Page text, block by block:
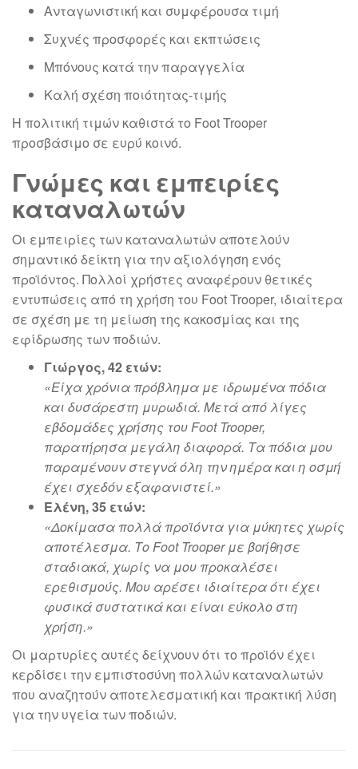
Ανταγωνιστική και συμφέρουσα τιμή
Συχνές προσφορές και εκπτώσεις
Μπόνους κατά την παραγγελία
Καλή σχέση ποιότητας-τιμής
Η πολιτική τιμών καθιστά το Foot Trooper
προσβάσιμο σε ευρύ κοινό.
Γνώμες και εμπειρίες
καταναλωτών
Οι εμπειρίες των καταναλωτών αποτελούν
σημαντικό δείκτη για την αξιολόγηση ενός
προϊόντος. Πολλοί χρήστες αναφέρουν θετικές
εντυπώσεις από τη χρήση του Foot Trooper, ιδιαίτερα
σε σχέση με τη μείωση της κακοσμίας και της
εφίδρωσης των ποδιών.
Γιώργος, 42 ετών:
«Είχα χρόνια πρόβλημα με ιδρωμένα πόδια
και δυσάρεστη μυρωδιά. Μετά από λίγες
εβδομάδες χρήσης του Foot Trooper,
παρατήρησα μεγάλη διαφορά. Τα πόδια μου
παραμένουν στεγνά όλη την ημέρα και η οσμή
έχει σχεδόν εξαφανιστεί.»
Ελένη, 35 ετών:
«Δοκίμασα πολλά προϊόντα για μύκητες χωρίς
αποτέλεσμα. Το Foot Trooper με βοήθησε
σταδιακά, χωρίς να μου προκαλέσει
ερεθισμούς. Μου αρέσει ιδιαίτερα ότι έχει
φυσικά συστατικά και είναι εύκολο στη
χρήση.»
Οι μαρτυρίες αυτές δείχνουν ότι το προϊόν έχει
κερδίσει την εμπιστοσύνη πολλών καταναλωτών
που αναζητούν αποτελεσματική και πρακτική λύση
για την υγεία των ποδιών.